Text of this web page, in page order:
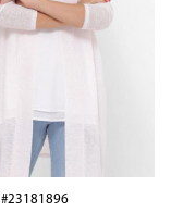
#23181896